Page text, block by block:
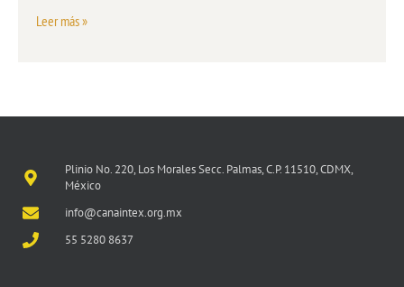
Leer más »
Plinio No. 220, Los Morales Secc. Palmas, C.P. 11510, CDMX,
México
info@canaintex.org.mx
55 5280 8637